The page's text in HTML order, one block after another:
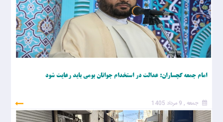
امام جمعه گچساران: عدالت در استخدام جوانان بومی باید رعایت شود
جمعه , 9 مرداد 1405